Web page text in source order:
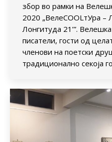
збор во рамки на
2020 „ВелеСOOLтУра –
Лонгитуда 21’”.
писатели, гости од
членови на поетски
традиционално секоја